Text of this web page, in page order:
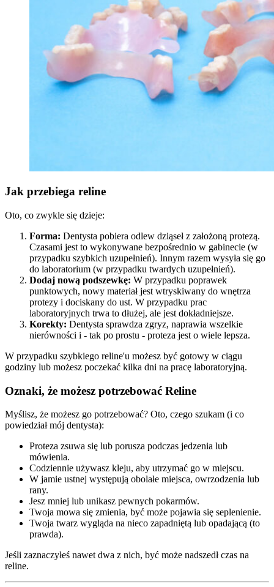
Jak przebiega reline
Oto, co zwykle się dzieje:
Forma: Dentysta pobiera odlew dziąseł z założoną protezą.
Czasami jest to wykonywane bezpośrednio w gabinecie (w
przypadku szybkich uzupełnień). Innym razem wysyła się go
do laboratorium (w przypadku twardych uzupełnień).
Dodaj nową podszewkę: W przypadku poprawek
punktowych, nowy materiał jest wtryskiwany do wnętrza
protezy i dociskany do ust. W przypadku prac
laboratoryjnych trwa to dłużej, ale jest dokładniejsze.
Korekty: Dentysta sprawdza zgryz, naprawia wszelkie
nierówności i - tak po prostu - proteza jest o wiele lepsza.
W przypadku szybkiego reline'u możesz być gotowy w ciągu
godziny lub możesz poczekać kilka dni na pracę laboratoryjną.
Oznaki, że możesz potrzebować Reline
Myślisz, że możesz go potrzebować? Oto, czego szukam (i co
powiedział mój dentysta):
Proteza zsuwa się lub porusza podczas jedzenia lub
mówienia.
Codziennie używasz kleju, aby utrzymać go w miejscu.
W jamie ustnej występują obolałe miejsca, owrzodzenia lub
rany.
Jesz mniej lub unikasz pewnych pokarmów.
Twoja mowa się zmienia, być może pojawia się seplenienie.
Twoja twarz wygląda na nieco zapadniętą lub opadającą (to
prawda).
Jeśli zaznaczyłeś nawet dwa z nich, być może nadszedł czas na
reline.